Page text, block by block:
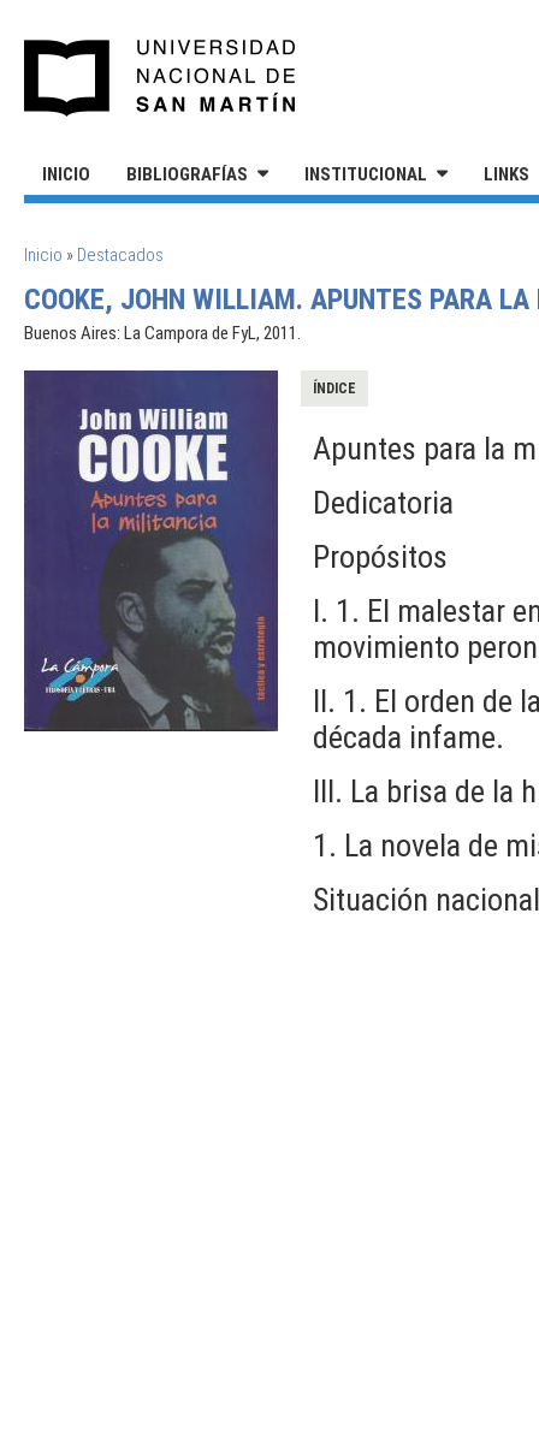
INICIO BIBLIOGRAFÍAS INSTITUCIONAL LINKS
SE ENCUENTRA USTED AQUÍ
Inicio » Destacados
COOKE, JOHN WILLIAM. APUNTES PARA
Buenos Aires: La Campora de FyL, 2011.
ÍNDICE
Apuntes para la
Dedicatoria
Propósitos
I. 1. El malestar
movimiento
II. 1. El orden de
década infame.
III. La brisa de la
1. La novela de
Situación